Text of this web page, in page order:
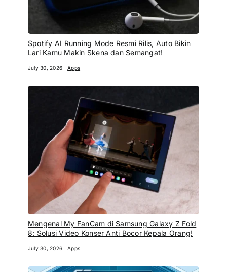
Spotify AI Running Mode Resmi Rilis, Auto Bikin
Lari Kamu Makin Skena dan Semangat!
July 30, 2026 Apps
Mengenal My FanCam di Samsung Galaxy Z Fold
8: Solusi Video Konser Anti Bocor Kepala Orang!
July 30, 2026 Apps